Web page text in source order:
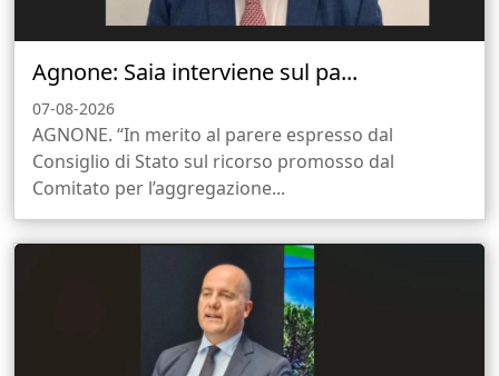
Agnone: Saia interviene sul pa...
07-08-2026
AGNONE. “In merito al parere espresso dal
Consiglio di Stato sul ricorso promosso dal
Comitato per l’aggregazione...